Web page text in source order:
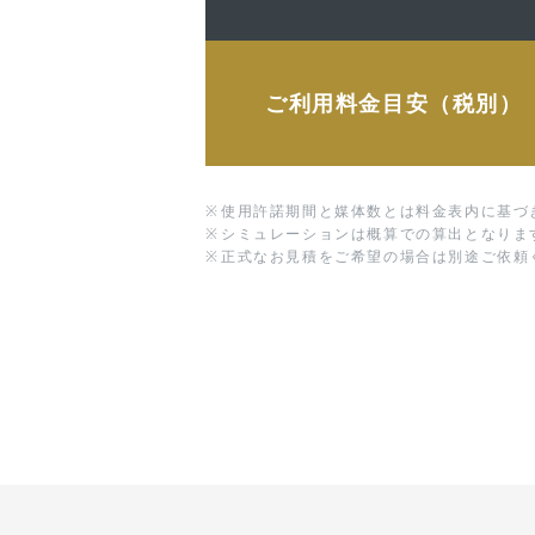
ご利用料金目安（税別）
※ 使用許諾期間と媒体数とは料金表内に基づ
※ シミュレーションは概算での算出となりま
※ 正式なお見積をご希望の場合は別途ご依頼